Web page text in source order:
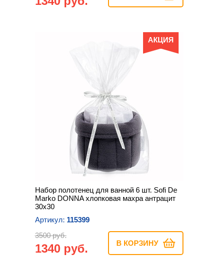
АКЦИЯ
Набор полотенец для ванной 6 шт. Sofi De
Marko DONNA хлопковая махра антрацит
30х30
Артикул: 115399
3500 руб.
1340 руб. В КОРЗИНУ